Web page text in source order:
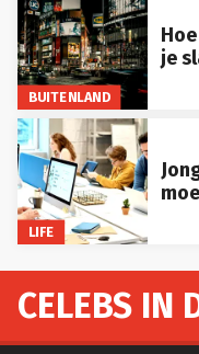
BUITENLAND
je
LIFE
CELEBS IN